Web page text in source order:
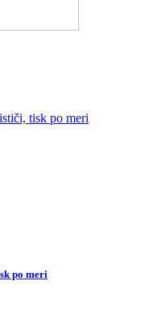
po meri